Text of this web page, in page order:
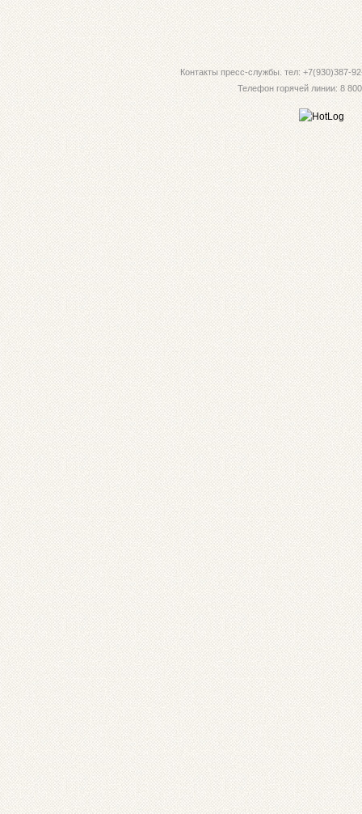
Контакты пресс-службы. тел: +7(930)387-
Телефон горячей линии: 8